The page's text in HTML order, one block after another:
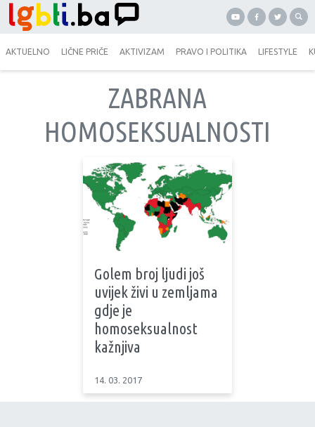
AKTUELNO LIČNE PRIČE AKTIVIZAM PRAVO I POLITIKA LIFESTYLE
ZABRANA
HOMOSEKSUALNOSTI
Golem broj ljudi još
uvijek živi u zemljama
gdje je
homoseksualnost
kažnjiva
14. 03. 2017